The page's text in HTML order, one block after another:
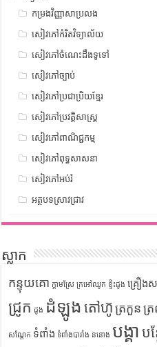
កម្រងវិញ្ញាសាប្រលង
សៀវភៅកំរិតវិទ្យាល័យ
សៀវភៅចំណេះដឹងទូទៅ
សៀវភៅច្បាប់
សៀវភៅប្រជាប្រិយខ្មែរ
សៀវភៅប្រវត្តិសាស្រ្ត
សៀវភៅពាណិជ្ជកម្ម
សៀវភៅពុទ្ធសាសនា
សៀវភៅអប់រំ
អត្ថបទស្រាវជ្រាវ
ស្លាក
កន្ទុយគោ ក្តាមស្រែ ក្រអៅឈូក ខ្ទិះដូង គ្រឿង
ជ្រូក ដូង ដំឡូង តៅហ៊ូ ត្រកួន ត្
សណ្តែក ទំពាំង ទំពាំងបារាំង ននោង បង្គា បន្